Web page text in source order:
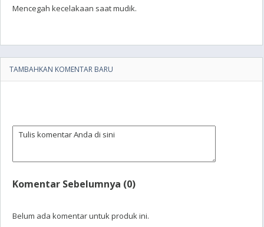
Mencegah kecelakaan saat mudik.
TAMBAHKAN KOMENTAR BARU
Komentar Sebelumnya (0)
Belum ada komentar untuk produk ini.